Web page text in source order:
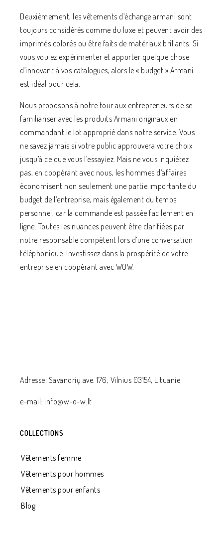
Deuxièmement, les vêtements d’échange armani sont
toujours considérés comme du luxe et peuvent avoir des
imprimés colorés ou être faits de matériaux brillants. Si
vous voulez expérimenter et apporter quelque chose
d’innovant à vos catalogues, alors le « budget » Armani
est idéal pour cela.
Nous proposons à notre tour aux entrepreneurs de se
familiariser avec les produits Armani originaux en
commandant le lot approprié dans notre service. Vous
ne savez jamais si votre public approuvera votre choix
jusqu’à ce que vous l’essayiez. Mais ne vous inquiétez
pas, en coopérant avec nous, les hommes d’affaires
économisent non seulement une partie importante du
budget de l’entreprise, mais également du temps
personnel, car la commande est passée facilement en
ligne. Toutes les nuances peuvent être clarifiées par
notre responsable compétent lors d’une conversation
téléphonique. Investissez dans la prospérité de votre
entreprise en coopérant avec WOW.
Adresse: Savanorių ave. 176, Vilnius 03154, Lituanie
e-mail: info@w-o-w.lt
COLLECTIONS
Vêtements femme
Vêtements pour hommes
Vêtements pour enfants
Blog